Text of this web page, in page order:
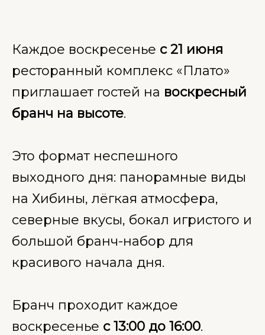
Каждое воскресенье с 21 июня
ресторанный комплекс «Плато»
приглашает гостей на воскресный
бранч на высоте.
Это формат неспешного
выходного дня: панорамные виды
на Хибины, лёгкая атмосфера,
северные вкусы, бокал игристого и
большой бранч-набор для
красивого начала дня.
Бранч проходит каждое
воскресенье с 13:00 до 16:00.